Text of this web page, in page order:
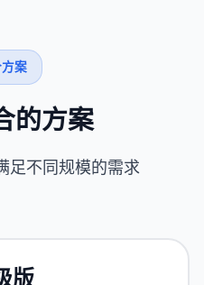
案
的方案
足不同规模的需求
版